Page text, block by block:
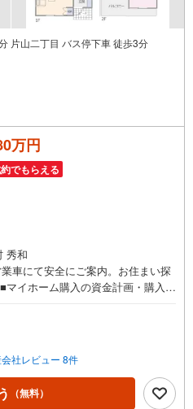
片山二丁目 バス停下車 徒歩3分
万円
でもらえる
秀和
車にて安全にご案内。お住まい探
マイホーム購入の資金計画・購入か
会社でもご自分の目で確認するこ
機材を使用し物件状態を調査致し
キャッシュフローの作成無料でで
をご紹介■弊社仲介にてご契約頂
円のご紹介料をお支払い！詳しくは
1棟ビル大型店舗開店！■西武新宿線
社レビュー 8件
（無料）